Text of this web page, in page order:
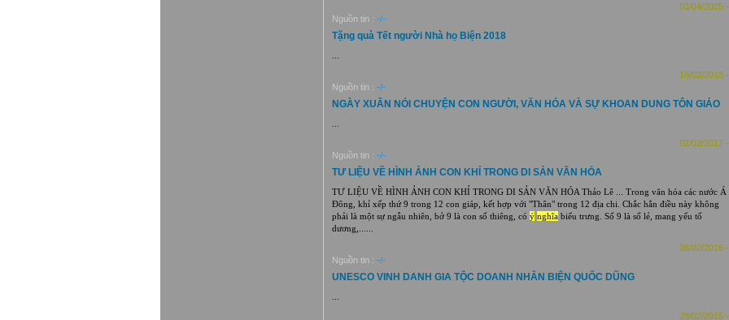
03/04/2025 -
Nguồn tin : -/-
Tặng quà Tết người Nhà họ Biện 2018
16/02/2018 -
Nguồn tin : -/-
NGÀY XUÂN NÓI CHUYỆN CON NGƯỜI, VĂN HÓA VÀ SỰ KHOAN DUNG TÔN GIÁO
02/02/2017 -
Nguồn tin : -/-
TƯ LIỆU VỀ HÌNH ẢNH CON KHỈ TRONG DI SẢN VĂN HÓA
TƯ LIỆU VỀ HÌNH ẢNH CON KHỈ TRONG DI SẢN VĂN HÓA Thảo Lê ... Trong văn hóa các nước Á
Đông, khỉ xếp thứ 9 trong 12 con giáp, kết hợp với "Thân" trong 12 địa chi. Chắc hẳn điều này không
phải là một sự ngẫu nhiên, bở 9 là con số thiêng, có ý nghĩa biểu trưng. Số 9 là số lẻ, mang yếu tố
dương,......
08/02/2016 -
Nguồn tin : -/-
UNESCO VINH DANH GIA TỘC DOANH NHÂN BIỆN QUỐC DŨNG
28/02/2015 -